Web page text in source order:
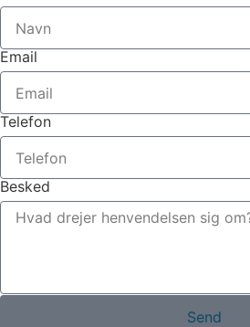
Email
Telefon
Besked
Send